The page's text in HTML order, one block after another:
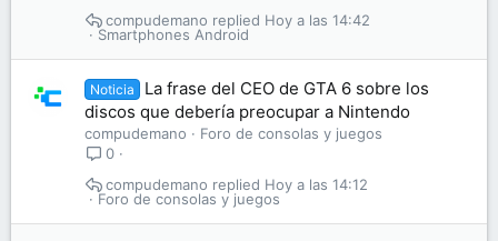
Smartphones Android
Hoy a las 14:42
compudemano
Noticia
La frase del CEO de GTA 6 sobre los
discos que debería preocupar a Nintendo
compudemano
Foro de consolas y juegos
0
Foro de consolas y juegos
Hoy a las 14:12
compudemano